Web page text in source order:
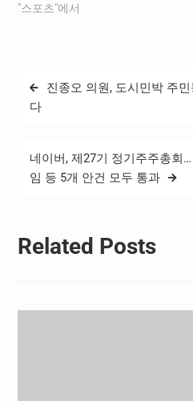
및 축구국가대표팀 지정여
회장, 김승희 전무이사, 홍명
보 국가대표팀 감독, 세중 천
다. 세중은 43년간…
"스포츠"에서
글
탐
진종오 의원, 도시민박 주
다
네이버, 제27기 정기주주총회
임 등 5개 안건 모두 통과
Related Posts